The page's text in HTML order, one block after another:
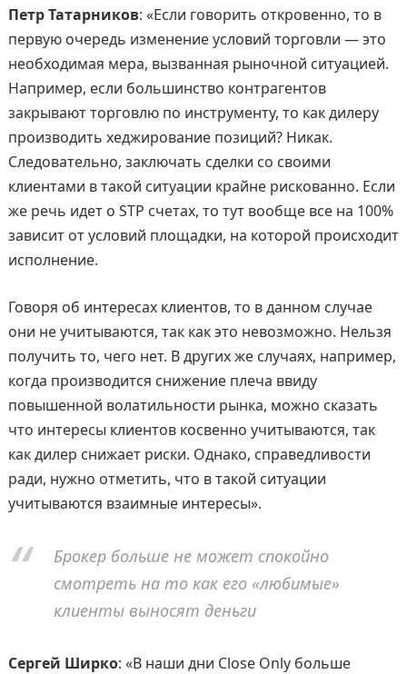
Петр Татарников: «Если говорить откровенно, то в
первую очередь изменение условий торговли — это
необходимая мера, вызванная рыночной ситуацией.
Например, если большинство контрагентов
закрывают торговлю по инструменту, то как дилеру
производить хеджирование позиций? Никак.
Следовательно, заключать сделки со своими
клиентами в такой ситуации крайне рискованно. Если
же речь идет о STP счетах, то тут вообще все на 100%
зависит от условий площадки, на которой происходит
исполнение.
Говоря об интересах клиентов, то в данном случае
они не учитываются, так как это невозможно. Нельзя
получить то, чего нет. В других же случаях, например,
когда производится снижение плеча ввиду
повышенной волатильности рынка, можно сказать
что интересы клиентов косвенно учитываются, так
как дилер снижает риски. Однако, справедливости
ради, нужно отметить, что в такой ситуации
учитываются взаимные интересы».
Брокер больше не может спокойно
смотреть на то как его «любимые»
клиенты выносят деньги
Сергей Ширко: «В наши дни Close Only больше